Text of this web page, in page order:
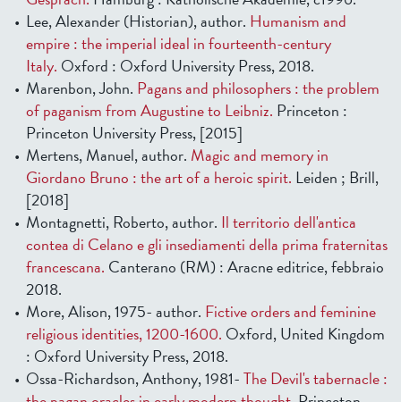
Lee, Alexander (Historian), author. Humanism and
empire : the imperial ideal in fourteenth-century
Italy. Oxford : Oxford University Press, 2018.
Marenbon, John. Pagans and philosophers : the problem
of paganism from Augustine to Leibniz. Princeton :
Princeton University Press, [2015]
Mertens, Manuel, author. Magic and memory in
Giordano Bruno : the art of a heroic spirit. Leiden ; Brill,
[2018]
Montagnetti, Roberto, author. Il territorio dell'antica
contea di Celano e gli insediamenti della prima fraternitas
francescana. Canterano (RM) : Aracne editrice, febbraio
2018.
More, Alison, 1975- author. Fictive orders and feminine
religious identities, 1200-1600. Oxford, United Kingdom
: Oxford University Press, 2018.
Ossa-Richardson, Anthony, 1981-The Devil's tabernacle :